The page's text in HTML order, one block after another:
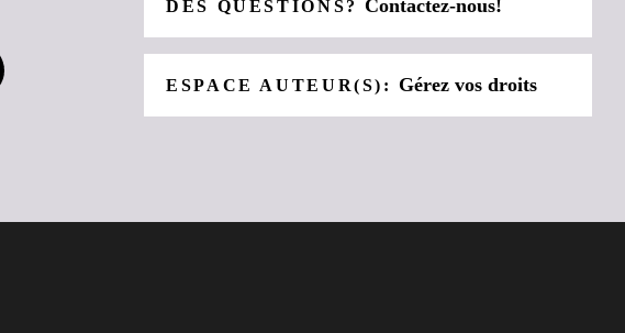
DES QUESTIONS?Contactez-nous!
ESPACE AUTEUR(S): Gérez vos droits